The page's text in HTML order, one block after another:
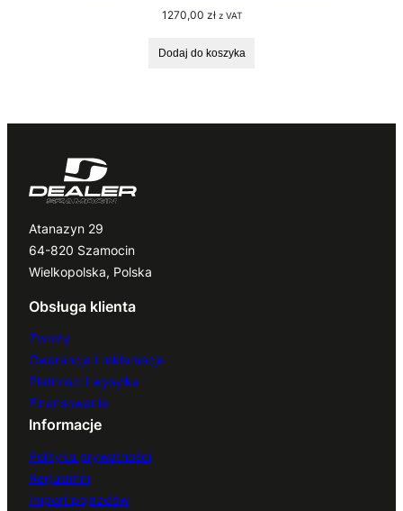
1270,00 zł z VAT
Dodaj do koszyka
Atanazyn 29
64-820 Szamocin
Wielkopolska, Polska
Obsługa klienta
Zwroty
Gwarancja i reklamacje
Płatności i wysyłka
Finansowanie
Informacje
Polityka prywatności
Regulamin
Import pojazdów